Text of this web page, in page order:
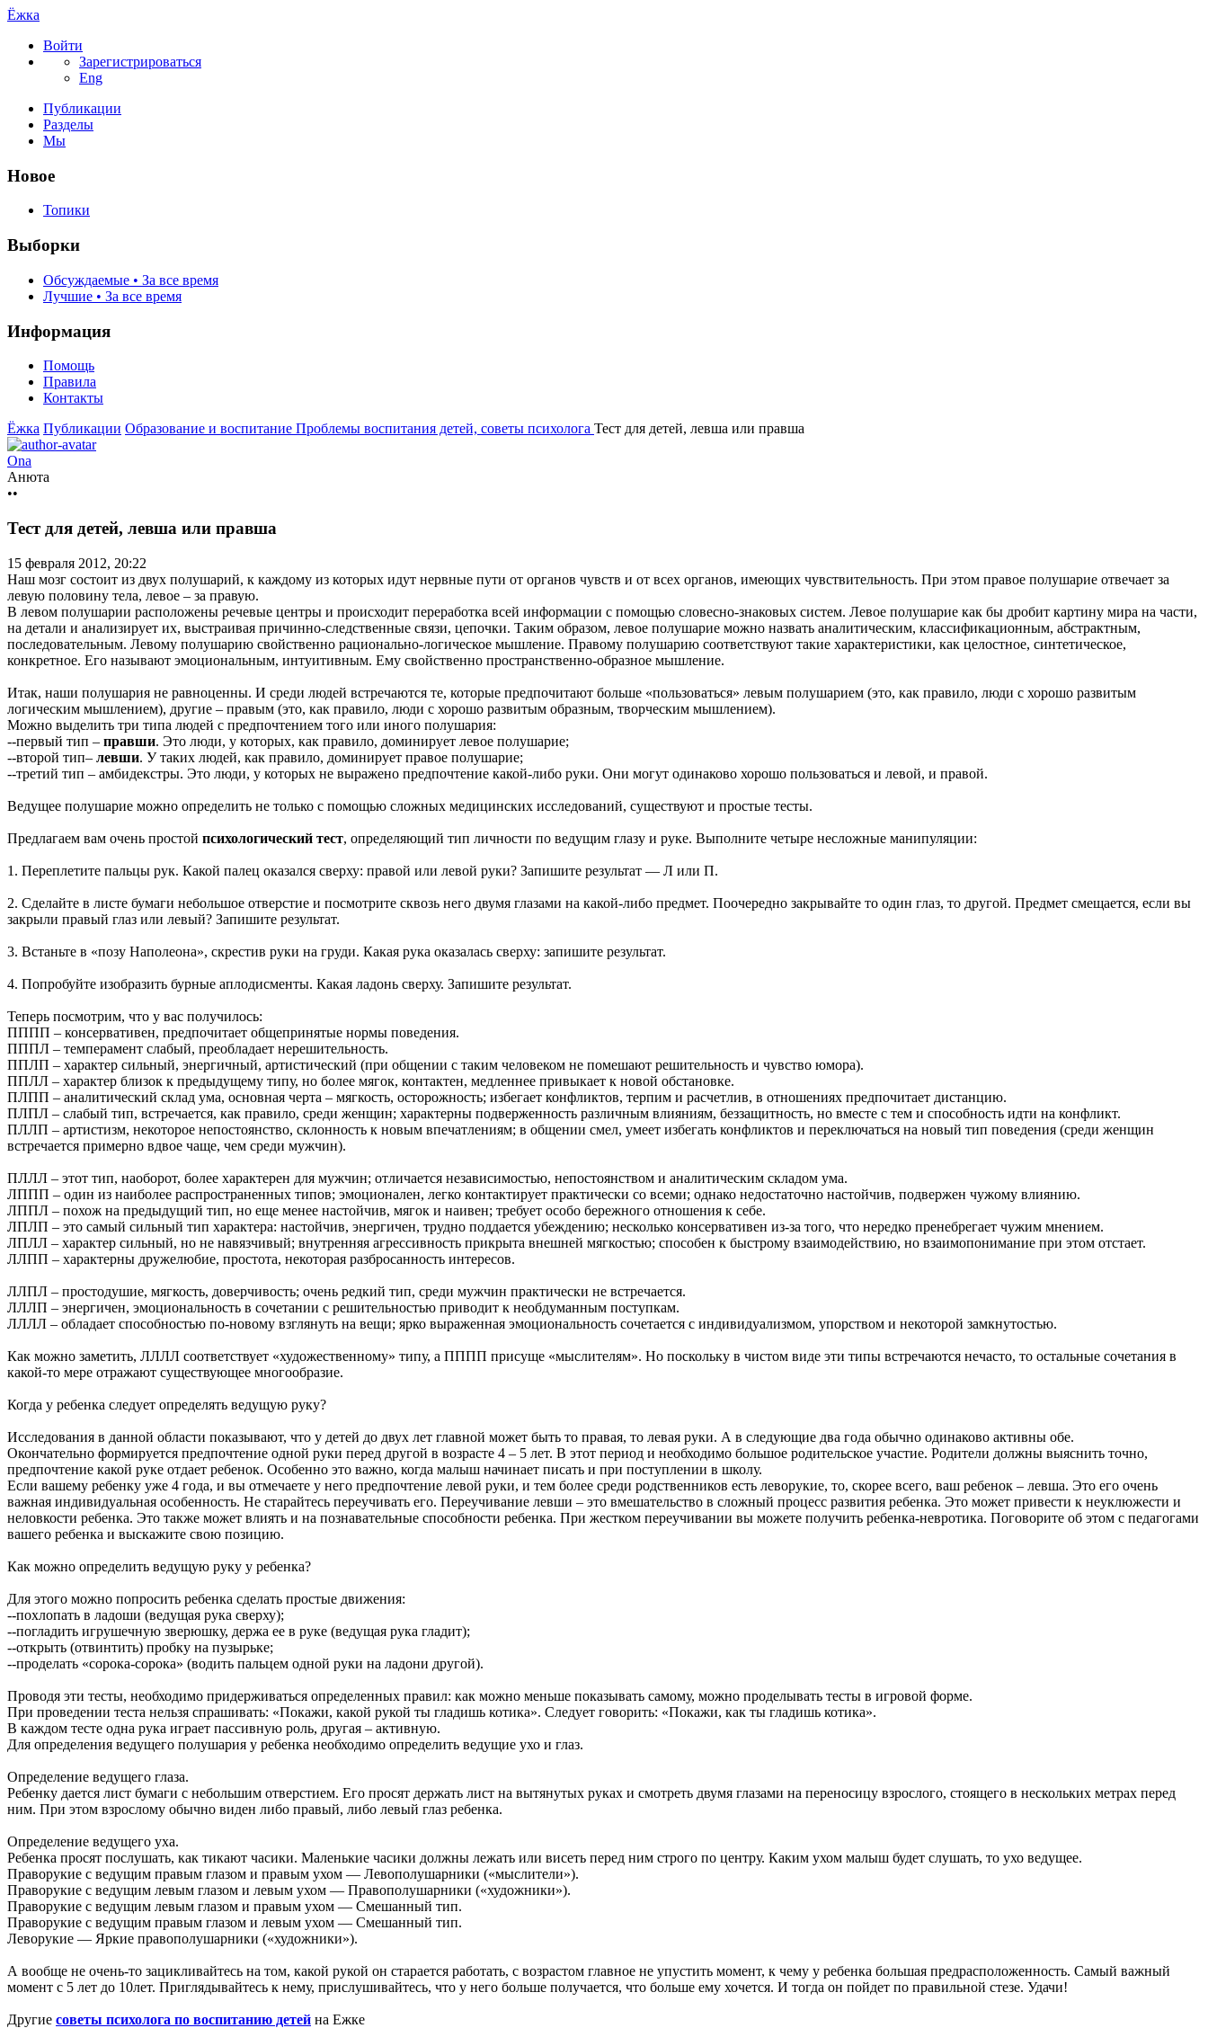
Ёжка
Войти
Зарегистрироваться
Eng
Публикации
Разделы
Мы
Новое
Топики
Выборки
Обсуждаемые • За все время
Лучшие • За все время
Информация
Помощь
Правила
Контакты
Ёжка Публикации Образование и воспитание Проблемы воспитания детей, советы психолога Тест для детей, левша или правша
Ona
Анюта
••
Тест для детей, левша или правша
15 февраля 2012, 20:22
Наш мозг состоит из двух полушарий, к каждому из которых идут нервные пути от органов чувств и от всех органов, имеющих чувствительность. При этом правое полушарие отвечает за
левую половину тела, левое – за правую.
В левом полушарии расположены речевые центры и происходит переработка всей информации с помощью словесно-знаковых систем. Левое полушарие как бы дробит картину мира на части,
на детали и анализирует их, выстраивая причинно-следственные связи, цепочки. Таким образом, левое полушарие можно назвать аналитическим, классификационным, абстрактным,
последовательным. Левому полушарию свойственно рационально-логическое мышление. Правому полушарию соответствуют такие характеристики, как целостное, синтетическое,
конкретное. Его называют эмоциональным, интуитивным. Ему свойственно пространственно-образное мышление.
Итак, наши полушария не равноценны. И среди людей встречаются те, которые предпочитают больше «пользоваться» левым полушарием (это, как правило, люди с хорошо развитым
логическим мышлением), другие – правым (это, как правило, люди с хорошо развитым образным, творческим мышлением).
Можно выделить три типа людей с предпочтением того или иного полушария:
--первый тип – правши. Это люди, у которых, как правило, доминирует левое полушарие;
--второй тип– левши. У таких людей, как правило, доминирует правое полушарие;
--третий тип – амбидекстры. Это люди, у которых не выражено предпочтение какой-либо руки. Они могут одинаково хорошо пользоваться и левой, и правой.
Ведущее полушарие можно определить не только с помощью сложных медицинских исследований, существуют и простые тесты.
Предлагаем вам очень простой психологический тест, определяющий тип личности по ведущим глазу и руке. Выполните четыре несложные манипуляции:
1. Переплетите пальцы рук. Какой палец оказался сверху: правой или левой руки? Запишите результат — Л или П.
2. Сделайте в листе бумаги небольшое отверстие и посмотрите сквозь него двумя глазами на какой-либо предмет. Поочередно закрывайте то один глаз, то другой. Предмет смещается, если вы
закрыли правый глаз или левый? Запишите результат.
3. Встаньте в «позу Наполеона», скрестив руки на груди. Какая рука оказалась сверху: запишите результат.
4. Попробуйте изобразить бурные аплодисменты. Какая ладонь сверху. Запишите результат.
Теперь посмотрим, что у вас получилось:
ПППП – консервативен, предпочитает общепринятые нормы поведения.
ПППЛ – темперамент слабый, преобладает нерешительность.
ППЛП – характер сильный, энергичный, артистический (при общении с таким человеком не помешают решительность и чувство юмора).
ППЛЛ – характер близок к предыдущему типу, но более мягок, контактен, медленнее привыкает к новой обстановке.
ПЛПП – аналитический склад ума, основная черта – мягкость, осторожность; избегает конфликтов, терпим и расчетлив, в отношениях предпочитает дистанцию.
ПЛПЛ – слабый тип, встречается, как правило, среди женщин; характерны подверженность различным влияниям, беззащитность, но вместе с тем и способность идти на конфликт.
ПЛЛП – артистизм, некоторое непостоянство, склонность к новым впечатлениям; в общении смел, умеет избегать конфликтов и переключаться на новый тип поведения (среди женщин
встречается примерно вдвое чаще, чем среди мужчин).
ПЛЛЛ – этот тип, наоборот, более характерен для мужчин; отличается независимостью, непостоянством и аналитическим складом ума.
ЛППП – один из наиболее распространенных типов; эмоционален, легко контактирует практически со всеми; однако недостаточно настойчив, подвержен чужому влиянию.
ЛППЛ – похож на предыдущий тип, но еще менее настойчив, мягок и наивен; требует особо бережного отношения к себе.
ЛПЛП – это самый сильный тип характера: настойчив, энергичен, трудно поддается убеждению; несколько консервативен из-за того, что нередко пренебрегает чужим мнением.
ЛПЛЛ – характер сильный, но не навязчивый; внутренняя агрессивность прикрыта внешней мягкостью; способен к быстрому взаимодействию, но взаимопонимание при этом отстает.
ЛЛПП – характерны дружелюбие, простота, некоторая разбросанность интересов.
ЛЛПЛ – простодушие, мягкость, доверчивость; очень редкий тип, среди мужчин практически не встречается.
ЛЛЛП – энергичен, эмоциональность в сочетании с решительностью приводит к необдуманным поступкам.
ЛЛЛЛ – обладает способностью по-новому взглянуть на вещи; ярко выраженная эмоциональность сочетается с индивидуализмом, упорством и некоторой замкнутостью.
Как можно заметить, ЛЛЛЛ соответствует «художественному» типу, а ПППП присуще «мыслителям». Но поскольку в чистом виде эти типы встречаются нечасто, то остальные сочетания в
какой-то мере отражают существующее многообразие.
Когда у ребенка следует определять ведущую руку?
Исследования в данной области показывают, что у детей до двух лет главной может быть то правая, то левая руки. А в следующие два года обычно одинаково активны обе.
Окончательно формируется предпочтение одной руки перед другой в возрасте 4 – 5 лет. В этот период и необходимо большое родительское участие. Родители должны выяснить точно,
предпочтение какой руке отдает ребенок. Особенно это важно, когда малыш начинает писать и при поступлении в школу.
Если вашему ребенку уже 4 года, и вы отмечаете у него предпочтение левой руки, и тем более среди родственников есть леворукие, то, скорее всего, ваш ребенок – левша. Это его очень
важная индивидуальная особенность. Не старайтесь переучивать его. Переучивание левши – это вмешательство в сложный процесс развития ребенка. Это может привести к неуклюжести и
неловкости ребенка. Это также может влиять и на познавательные способности ребенка. При жестком переучивании вы можете получить ребенка-невротика. Поговорите об этом с педагогами
вашего ребенка и выскажите свою позицию.
Как можно определить ведущую руку у ребенка?
Для этого можно попросить ребенка сделать простые движения:
--похлопать в ладоши (ведущая рука сверху);
--погладить игрушечную зверюшку, держа ее в руке (ведущая рука гладит);
--открыть (отвинтить) пробку на пузырьке;
--проделать «сорока-сорока» (водить пальцем одной руки на ладони другой).
Проводя эти тесты, необходимо придерживаться определенных правил: как можно меньше показывать самому, можно проделывать тесты в игровой форме.
При проведении теста нельзя спрашивать: «Покажи, какой рукой ты гладишь котика». Следует говорить: «Покажи, как ты гладишь котика».
В каждом тесте одна рука играет пассивную роль, другая – активную.
Для определения ведущего полушария у ребенка необходимо определить ведущие ухо и глаз.
Определение ведущего глаза.
Ребенку дается лист бумаги с небольшим отверстием. Его просят держать лист на вытянутых руках и смотреть двумя глазами на переносицу взрослого, стоящего в нескольких метрах перед
ним. При этом взрослому обычно виден либо правый, либо левый глаз ребенка.
Определение ведущего уха.
Ребенка просят послушать, как тикают часики. Маленькие часики должны лежать или висеть перед ним строго по центру. Каким ухом малыш будет слушать, то ухо ведущее.
Праворукие с ведущим правым глазом и правым ухом — Левополушарники («мыслители»).
Праворукие с ведущим левым глазом и левым ухом — Правополушарники («художники»).
Праворукие с ведущим левым глазом и правым ухом — Смешанный тип.
Праворукие с ведущим правым глазом и левым ухом — Смешанный тип.
Леворукие — Яркие правополушарники («художники»).
А вообще не очень-то зацикливайтесь на том, какой рукой он старается работать, с возрастом главное не упустить момент, к чему у ребенка большая предрасположенность. Самый важный
момент с 5 лет до 10лет. Приглядывайтесь к нему, прислушивайтесь, что у него больше получается, что больше ему хочется. И тогда он пойдет по правильной стезе. Удачи!
Другие советы психолога по воспитанию детей на Ежке